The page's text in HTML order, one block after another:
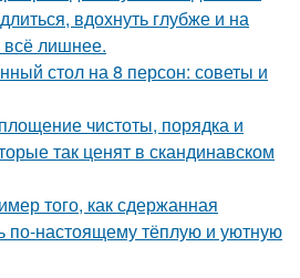
вдохнуть глубже и на
всё лишнее.
стол на 8 персон: советы и
чистоты, порядка и
так ценят в скандинавском
того, как сдержанная
по-настоящему тёплую и уютную